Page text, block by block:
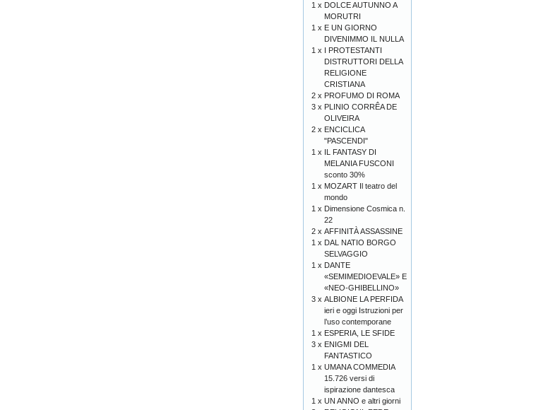
1 x DOLCE AUTUNNO A
MORUTRI
1 x E UN GIORNO
DIVENIMMO IL NULLA
1 x I PROTESTANTI
DISTRUTTORI DELLA
RELIGIONE
CRISTIANA
2 x PROFUMO DI ROMA
3 x PLINIO CORRÊA DE
OLIVEIRA
2 x ENCICLICA
"PASCENDI"
1 x IL FANTASY DI
MELANIA FUSCONI
sconto 30%
1 x MOZART Il teatro del
mondo
1 x Dimensione Cosmica n.
22
2 x AFFINITÀ ASSASSINE
1 x DAL NATIO BORGO
SELVAGGIO
1 x DANTE
«SEMIMEDIOEVALE» E
«NEO-GHIBELLINO»
3 x ALBIONE LA PERFIDA
ieri e oggi Istruzioni per
l’uso contemporane
1 x ESPERIA, LE SFIDE
3 x ENIGMI DEL
FANTASTICO
1 x UMANA COMMEDIA
15.726 versi di
ispirazione dantesca
1 x UN ANNO e altri giorni